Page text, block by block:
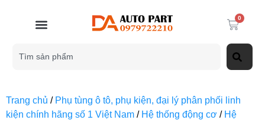
0
Trang chủ / Phụ tùng ô tô, phụ kiện, đại lý phân phối linh
kiện chính hãng số 1 Việt Nam / Hệ thống động cơ / Hệ